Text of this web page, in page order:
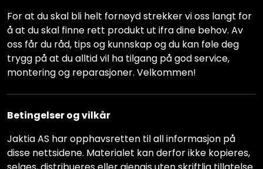
For at du skal bli helt fornøyd strekker vi oss langt for
å at du skal finne rett produkt ut ifra dine behov. Av
oss får du råd, tips og kunnskap og du kan føle deg
trygg på at du alltid vil ha tilgang på god service,
montering og reparasjoner. Velkommen!
Betingelser og vilkår
Jaktia AS har opphavsretten til all informasjon på
disse nettsidene. Materialet kan derfor ikke kopieres,